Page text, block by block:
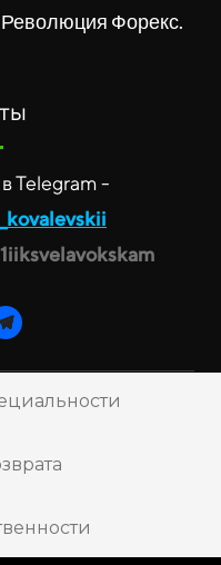
Форекс.
Telegram -